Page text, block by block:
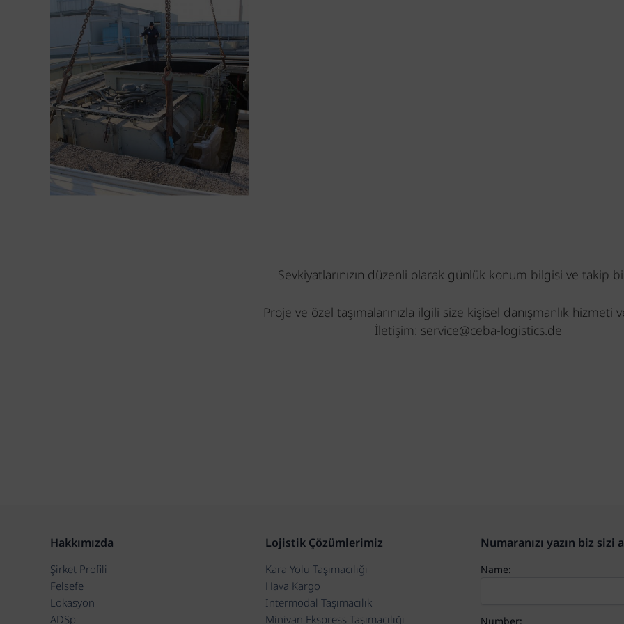
Sevkiyatlarınızın düzenli olarak günlük konum bilgisi ve takip
Proje ve özel taşımalarınızla ilgili size kişisel danışmanlık hizmeti
İletişim: service@ceba-logistics.de
Hakkımızda
Şirket Profili
Felsefe
Lokasyon
ADSp
Lojistik Çözümlerimiz
Kara Yolu Taşımacılığı
Hava Kargo
Intermodal Taşımacılık
Minivan Ekspress Taşımacılığı
Numaranızı yazın biz sizi
Name:
Number: